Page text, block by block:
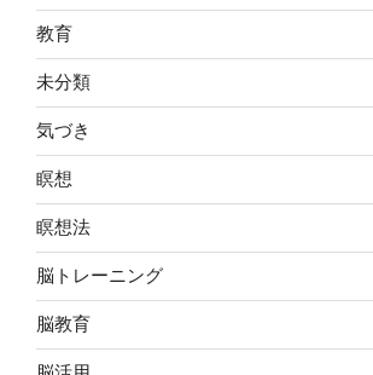
教育
未分類
気づき
瞑想
瞑想法
脳トレーニング
脳教育